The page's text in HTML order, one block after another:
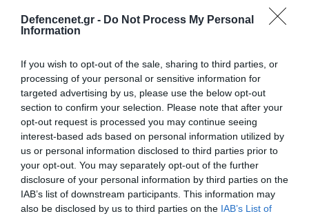
Defencenet.gr - Do Not Process My Personal
Information
If you wish to opt-out of the sale, sharing to third parties, or
processing of your personal or sensitive information for
targeted advertising by us, please use the below opt-out
section to confirm your selection. Please note that after your
opt-out request is processed you may continue seeing
interest-based ads based on personal information utilized by
us or personal information disclosed to third parties prior to
your opt-out. You may separately opt-out of the further
disclosure of your personal information by third parties on the
IAB’s list of downstream participants. This information may
also be disclosed by us to third parties on the IAB’s List of
06.08.2026 | 14:02
«Επιχείρηση ελεύθερα πεζοδρόμια» στην
Αθήνα: Απομακρύνθηκαν παράνομα
αντικείμενα από κοινόχρηστους χώρους